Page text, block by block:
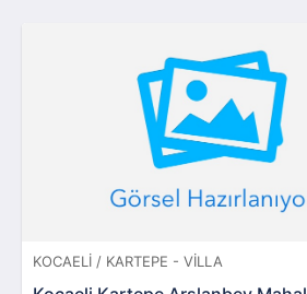
KOCAELI / KARTEPE - VILLA